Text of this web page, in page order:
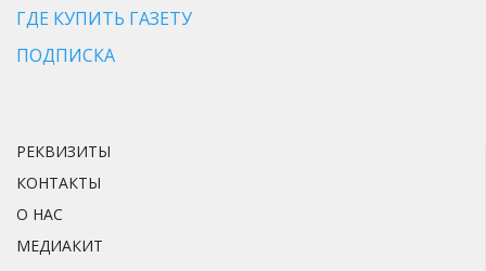
ГДЕ КУПИТЬ ГАЗЕТУ
ПОДПИСКА
РЕКВИЗИТЫ
КОНТАКТЫ
О НАС
МЕДИАКИТ